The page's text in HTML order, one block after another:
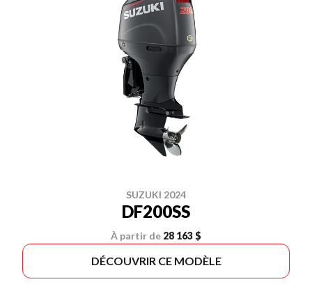
SUZUKI 2024
DF200SS
À partir de 28 163 $
DÉCOUVRIR CE MODÈLE